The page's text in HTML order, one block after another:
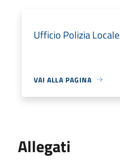
Ufficio Polizia Locale
VAI ALLA PAGINA
Allegati